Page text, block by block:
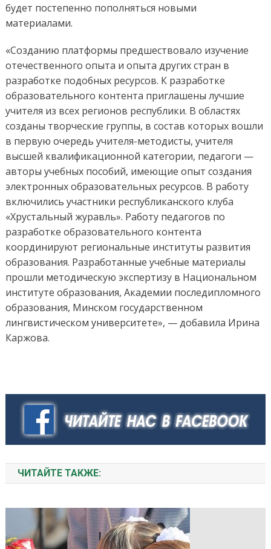
будет постепенно пополняться новыми
материалами.
«Созданию платформы предшествовало изучение
отечественного опыта и опыта других стран в
разработке подобных ресурсов. К разработке
образовательного контента приглашены лучшие
учителя из всех регионов республики. В областях
созданы творческие группы, в состав которых вошли
в первую очередь учителя-методисты, учителя
высшей квалификационной категории, педагоги —
авторы учебных пособий, имеющие опыт создания
электронных образовательных ресурсов. В работу
включились участники республиканского клуба
«Хрустальный журавль». Работу педагогов по
разработке образовательного контента
координируют региональные институты развития
образования. Разработанные учебные материалы
прошли методическую экспертизу в Национальном
институте образования, Академии последипломного
образования, Минском государственном
лингвистическом университете», — добавила Ирина
Каржова.
ЧИТАЙТЕ ТАКЖЕ: